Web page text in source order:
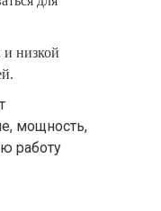
и низкой
мощность,
работу